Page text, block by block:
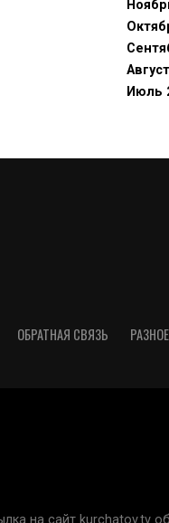
Июль
ОБРАТНАЯ СВЯЗЬ РАЗНОЕ
на сайт kurchatov.tv